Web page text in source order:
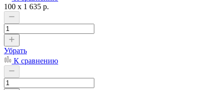
100 x 1 635 р.
Убрать
К сравнению